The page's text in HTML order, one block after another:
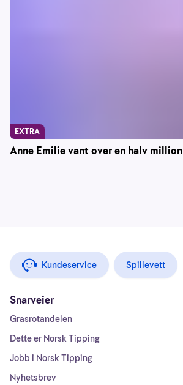
Anne Emilie vant over en halv million
EXTRA
Kundeservice Spillevett
Snarveier
Grasrotandelen
Dette er Norsk Tipping
Jobb i Norsk Tipping
Nyhetsbrev